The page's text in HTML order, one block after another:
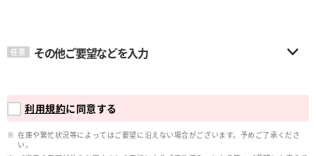
任意 その他ご要望などを入力
利用規約に同意する
在庫や繁忙状況等によってはご要望に沿えない場合がございます。予めご了承くださ
い。